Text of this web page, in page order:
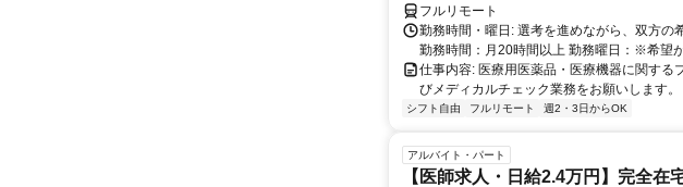
フルリモート
勤務時間・曜日: 選考を進めながら、双方の
勤務時間：月20時間以上 勤務曜日：※希望
仕事内容: 医療用医薬品・医療機器に関する
びメディカルチェック業務をお願いします
シフト自由 フルリモート 週2・3日からOK
アルバイト・パート
【医師求人・日給2.4万円】完全